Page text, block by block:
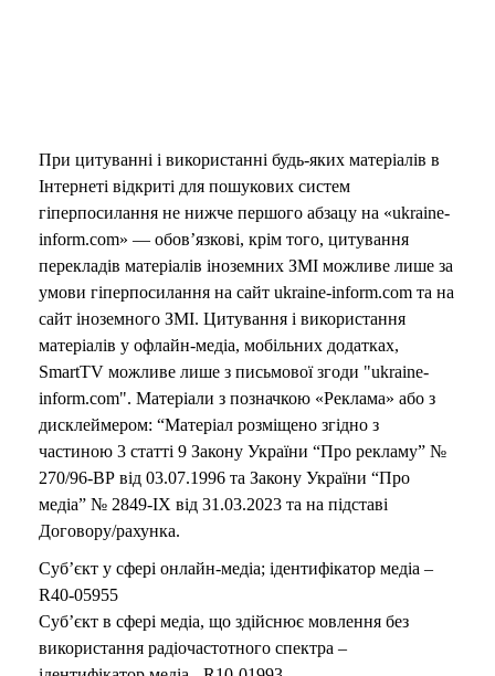
При цитуванні і використанні будь-яких матеріалів в
Інтернеті відкриті для пошукових систем
гіперпосилання не нижче першого абзацу на «ukraine-
inform.com» — обов’язкові, крім того, цитування
перекладів матеріалів іноземних ЗМІ можливе лише за
умови гіперпосилання на сайт ukraine-inform.com та на
сайт іноземного ЗМІ. Цитування і використання
матеріалів у офлайн-медіа, мобільних додатках,
SmartTV можливе лише з письмової згоди "ukraine-
inform.com". Матеріали з позначкою «Реклама» або з
дисклеймером: “Матеріал розміщено згідно з
частиною 3 статті 9 Закону України “Про рекламу” №
270/96-ВР від 03.07.1996 та Закону України “Про
медіа” № 2849-IX від 31.03.2023 та на підставі
Договору/рахунка.
Суб’єкт у сфері онлайн-медіа; ідентифікатор медіа –
R40-05955
Суб’єкт в сфері медіа, що здійснює мовлення без
використання радіочастотного спектра –